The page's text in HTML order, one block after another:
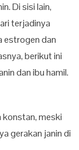
Di sisi lain,
terjadinya
estrogen dan
berikut ini
dan ibu hamil.
konstan, meski
gerakan janin di